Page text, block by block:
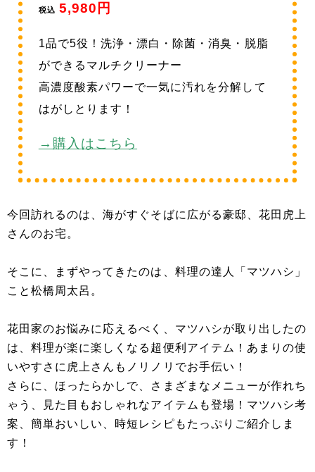
税込 5,980円
1品で5役！洗浄・漂白・除菌・消臭・脱脂
ができるマルチクリーナー
高濃度酸素パワーで一気に汚れを分解して
はがしとります！
→購入はこちら
今回訪れるのは、海がすぐそばに広がる豪邸、花田虎上
さんのお宅。
そこに、まずやってきたのは、料理の達人「マツハシ」
こと松橋周太呂。
花田家のお悩みに応えるべく、マツハシが取り出したの
は、料理が楽に楽しくなる超便利アイテム！あまりの使
いやすさに虎上さんもノリノリでお手伝い！
さらに、ほったらかしで、さまざまなメニューが作れち
ゃう、見た目もおしゃれなアイテムも登場！マツハシ考
案、簡単おいしい、時短レシピもたっぷりご紹介しま
す！